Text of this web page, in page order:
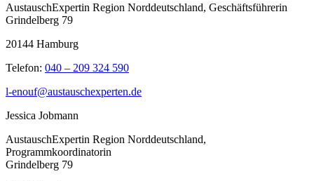
AustauschExpertin Region Norddeutschland, Geschäftsführerin
Grindelberg 79
20144 Hamburg
Telefon: 040 – 209 324 590
l-enouf@austauschexperten.de
Jessica Jobmann
AustauschExpertin Region Norddeutschland,
Programmkoordinatorin
Grindelberg 79